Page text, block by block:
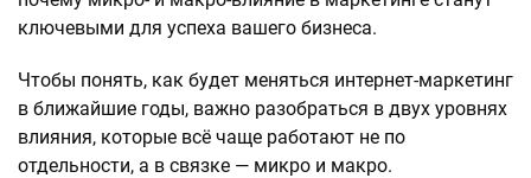
ключевыми для успеха вашего бизнеса.
Чтобы понять, как будет меняться интернет-маркетинг
в ближайшие годы, важно разобраться в двух уровнях
влияния, которые всё чаще работают не по
отдельности, а в связке — микро и макро.